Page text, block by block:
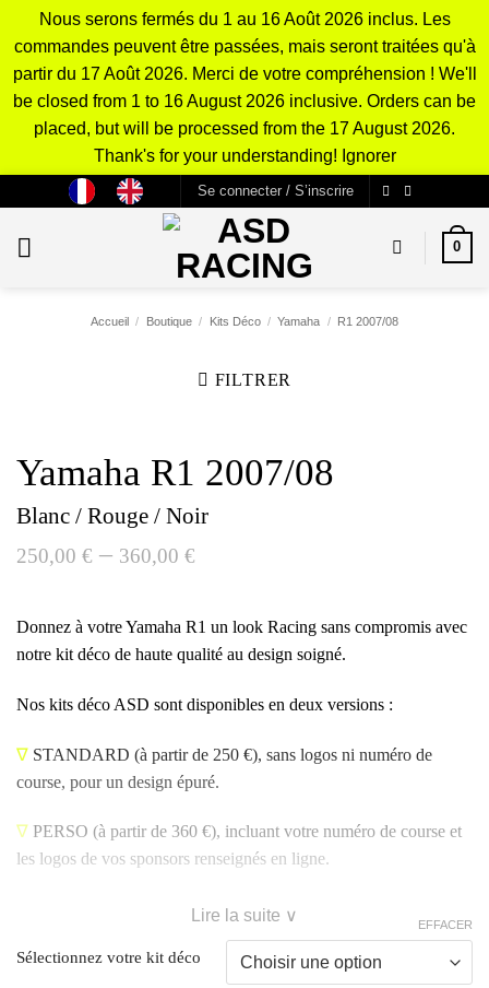
Nous serons fermés du 1 au 16 Août 2026 inclus. Les
commandes peuvent être passées, mais seront traitées qu'à
partir du 17 Août 2026. Merci de votre compréhension ! We'll
be closed from 1 to 16 August 2026 inclusive. Orders can be
placed, but will be processed from the 17 August 2026.
Thank's for your understanding! Ignorer
contenu
Se connecter / S’inscrire
0
Accueil / Boutique / Kits Déco / Yamaha / R1 2007/08
FILTRER
Yamaha R1 2007/08
Blanc / Rouge / Noir
250,00 € – 360,00 €
Donnez à votre Yamaha R1 un look Racing sans compromis avec
notre kit déco de haute qualité au design soigné.
Nos kits déco ASD sont disponibles en deux versions :
∇ STANDARD (à partir de 250 €), sans logos ni numéro de
course, pour un design épuré.
∇ PERSO (à partir de 360 €), incluant votre numéro de course et
les logos de vos sponsors renseignés en ligne.
Lire la suite ∨
Sélectionnez votre kit déco
EFFACER